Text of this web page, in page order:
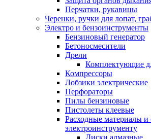
Перчатки, рукавицы
Черенки, ручки для лопат,
Электро и бензоинструменты
Бензиновый генератор
Бетоносмесители
Дрели
Комплектующие
Компрессоры
Лобзики электрические
Перфораторы
Пилы бензиновые
Пистолеты клеевые
Расходные материалы и
электроинструменту
Диски алмазные